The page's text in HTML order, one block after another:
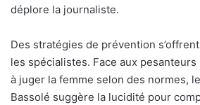
déplore la journaliste.
Des stratégies de prévention
les spécialistes. Face aux
à juger la femme selon des normes,
Bassolé suggère la lucidité pour